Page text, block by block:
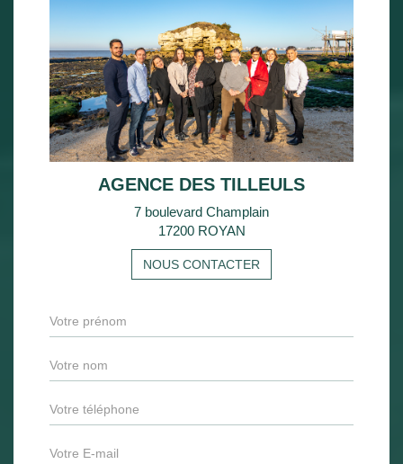
AGENCE DES TILLEULS
7 boulevard Champlain
17200 ROYAN
NOUS CONTACTER